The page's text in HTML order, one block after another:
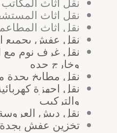
نقل اثاث
نقل اثاث
نقل عفش بجميع
نقل غرف نوم مع
وخارج جده
نقل مطابخ بجدة
نقل اجهزة
والتركيب
نقل دبش
تخزين عفش بجدة